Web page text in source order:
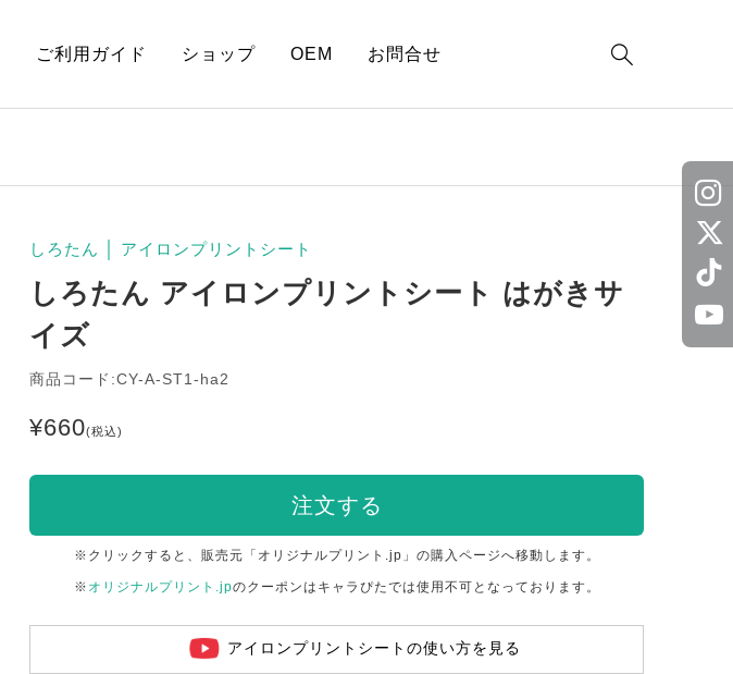
ご利用ガイド ショップ OEM お問合せ 
しろたん アイロンプリントシート
しろたん アイロンプリントシート はがきサ
イズ
商品コード:CY-A-ST1-ha2
¥660(税込)
注文する
※クリックすると、販売元「オリジナルプリント.jp」の購入ページへ移動します。
※ オリジナルプリント.jpのクーポンはキャラぴたでは使用不可となっております。
アイロンプリントシートの使い方を見る